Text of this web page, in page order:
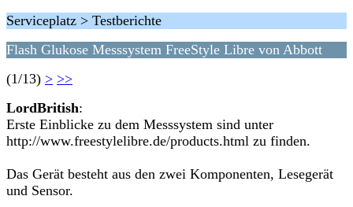
Serviceplatz > Testberichte
Flash Glukose Messsystem FreeStyle Libre von Abbott
(1/13) > >>
LordBritish:
Erste Einblicke zu dem Messsystem sind unter
http://www.freestylelibre.de/products.html zu finden.
Das Gerät besteht aus den zwei Komponenten, Lesegerät
und Sensor.